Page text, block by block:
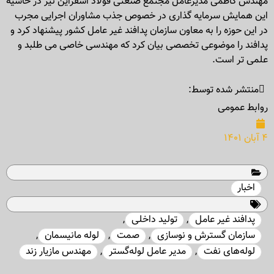
این همایش سرمایه گذاری در خصوص جذب مشاوران اجرایی مجرب
در این حوزه را به معاون سازمان پدافند غیر عامل کشور پیشنهاد کرد و
پدافند را موضوعی تخصصی بیان کرد که مهندسی خاصی می طلبد و
علمی تر است.
منتشر شده توسط:
روابط عمومی
۴ آبان ۱۴۰۱
اخبار
پدافند غیر عامل , تولید داخلی ,
سازمان گسترش و نوسازی , صمت , لوله مانیسمان ,
لوله‌های نفت , مدیر عامل لوله‌گستر , مهندس مازیار زند